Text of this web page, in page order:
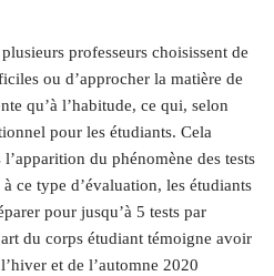
professeurs choisissent de
ou d’approcher la matière de
qu’à l’habitude, ce qui, selon
pour les étudiants. Cela
du phénomène des tests
ce type d’évaluation, les étudiants
pour jusqu’à 5 tests par
du corps étudiant témoigne avoir
et de l’automne 2020